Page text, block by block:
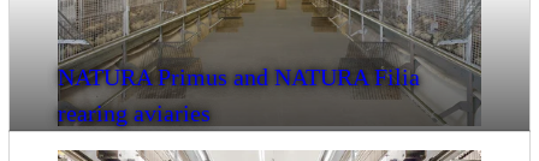
NATURA Primus and NATURA Filia
rearing aviaries